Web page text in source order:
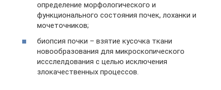
определение морфологического и
функционального состояния почек, лоханки и
мочеточников;
биопсия почки – взятие кусочка ткани
новообразования для микроскопического
иссслелдования с целью исключения
злокачественных процессов.